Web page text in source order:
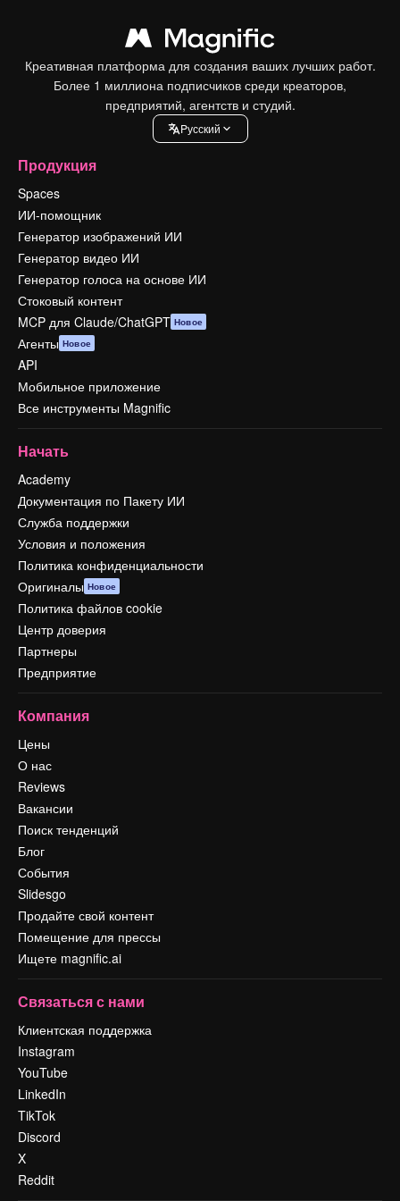
Креативная платформа для создания ваших лучших работ.
Более 1 миллиона подписчиков среди креаторов,
предприятий, агентств и студий.
Pусский
Продукция
Spaces
ИИ-помощник
Генератор изображений ИИ
Генератор видео ИИ
Генератор голоса на основе ИИ
Стоковый контент
MCP для Claude/ChatGPT Новое
Агенты Новое
API
Мобильное приложение
Все инструменты Magnific
Начать
Academy
Документация по Пакету ИИ
Служба поддержки
Условия и положения
Политика конфиденциальности
Оригиналы Новое
Политика файлов cookie
Центр доверия
Партнеры
Предприятие
Компания
Цены
О нас
Reviews
Вакансии
Поиск тенденций
Блог
События
Slidesgo
Продайте свой контент
Помещение для прессы
Ищете magnific.ai
Связаться с нами
Клиентская поддержка
Instagram
YouTube
LinkedIn
TikTok
Discord
X
Reddit